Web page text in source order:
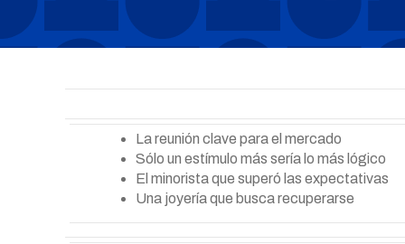
La reunión clave para el mercado
Sólo un estímulo más sería lo más lógico
El minorista que superó las expectativas
Una joyería que busca recuperarse